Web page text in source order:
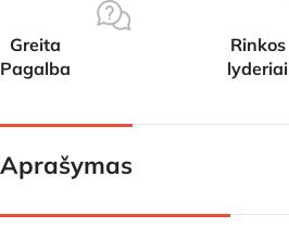
Greita
Pagalba
Rinkos
lyderiai
Aprašymas